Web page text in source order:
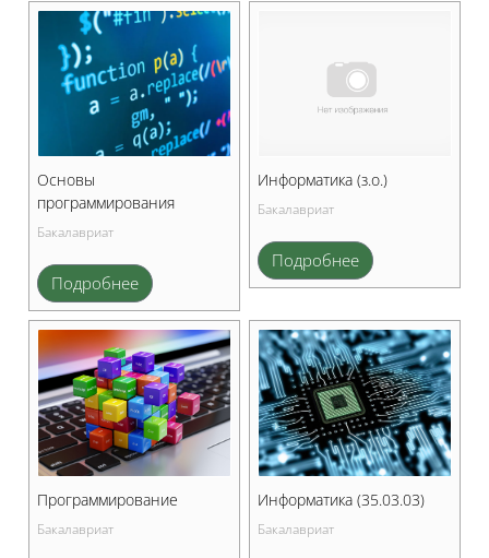
Основы
программирования
Бакалавриат
Подробнее
Информатика (з.о.)
Бакалавриат
Подробнее
Программирование
Бакалавриат
Информатика (35.03.03)
Бакалавриат